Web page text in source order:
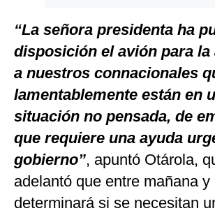
“La señora presidenta ha
disposición el avión para la
a nuestros connacionales
lamentablemente están en
situación no pensada, de
que requiere una ayuda
gobierno”, apuntó Otárola,
adelantó que entre mañana
determinará si se necesitan